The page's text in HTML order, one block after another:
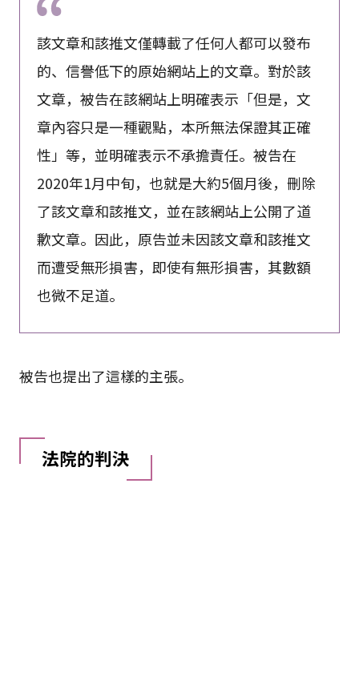
該文章和該推文僅轉載了任何人都可以發布
的、信譽低下的原始網站上的文章。對於該
文章，被告在該網站上明確表示「但是，文
章內容只是一種觀點，本所無法保證其正確
性」等，並明確表示不承擔責任。被告在
2020年1月中旬，也就是大約5個月後，刪除
了該文章和該推文，並在該網站上公開了道
歉文章。因此，原告並未因該文章和該推文
而遭受無形損害，即使有無形損害，其數額
也微不足道。
被告也提出了這樣的主張。
法院的判決